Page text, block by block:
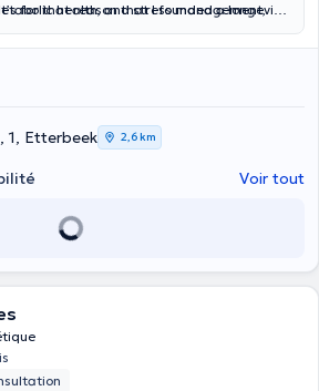
health, and stress management,
for that reason that I founded a longevity
1, Etterbeek 2,6 km
Voir tout